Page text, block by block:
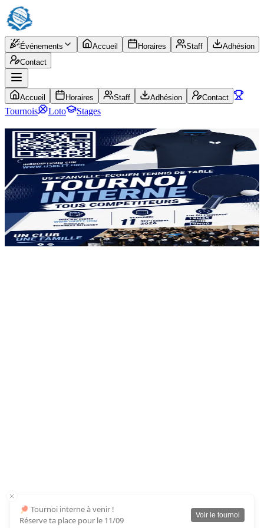
Événements Accueil Horaires Staff
Adhésion
Contact
Accueil Horaires Staff Adhésion Contact
Tournois Loto Stages
🏓 Tournoi interne à venir !
Tournois2026
Participez à nos tournois — convivial et ouvert à toutes et tous.
S’inscrire pour le11/09
Lien sécurisé Google Forms
Suivez-nous :
Site design & développement :
Adrien Le Borgne